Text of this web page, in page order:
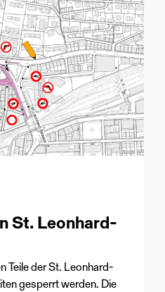
St. Leonhard-
Teile der St. Leonhard-
gesperrt werden. Die